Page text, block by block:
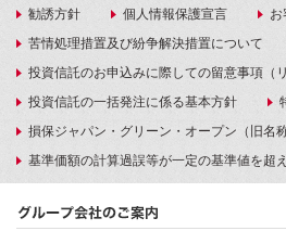
勧誘方針 個人情報保護宣言
苦情処理措置及び紛争解決措置について
投資信託のお申込みに際しての留意事項（
投資信託の一括発注に係る基本方針
損保ジャパン・グリーン・オープン（旧名
基準価額の計算過誤等が一定の基準値を超